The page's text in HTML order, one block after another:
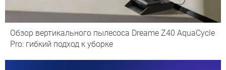
Обзор вертикального пылесоса Dreame Z40 AquaCycle
Pro: гибкий подход к уборке